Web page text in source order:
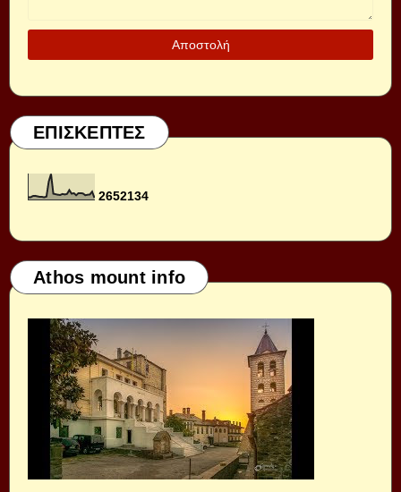
ΕΠΙΣΚΕΠΤΕΣ
2652134
Athos mount info